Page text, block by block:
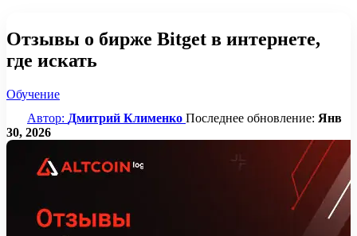
Отзывы о бирже Bitget в интернете,
где искать
Обучение
Автор: Дмитрий Клименко Последнее обновление: Янв
30, 2026